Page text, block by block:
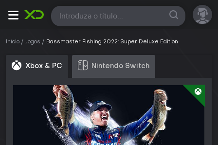
Todas
Início Jogos Bassmaster Fishing 2022: Super Deluxe Edition
Xbox & PC Nintendo Switch